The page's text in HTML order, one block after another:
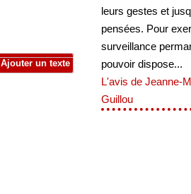
Ajouter un texte
leurs gestes et
pensées. Pour
surveillance
pouvoir dispose...
L'avis de Jeanne-
Guillou